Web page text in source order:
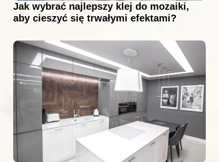
Jak wybrać najlepszy klej do mozaiki,
aby cieszyć się trwałymi efektami?